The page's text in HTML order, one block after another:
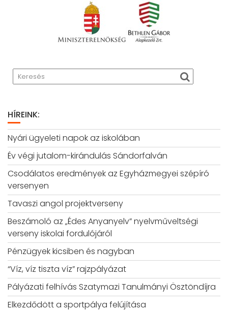
HÍREINK:
Nyári ügyeleti napok az iskolában
Év végi jutalom-kirándulás Sándorfalván
Csodálatos eredmények az Egyházmegyei szépíró
versenyen
Tavaszi angol projektverseny
Beszámoló az „Édes Anyanyelv” nyelvműveltségi
verseny iskolai fordulójáról
Pénzügyek kicsiben és nagyban
“Víz, víz tiszta víz” rajzpályázat
Pályázati felhívás Szatymazi Tanulmányi Ösztöndíjra
Elkezdődött a sportpálya felújítása